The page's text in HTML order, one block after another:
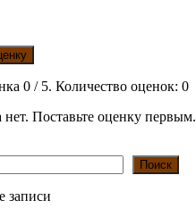
0 / 5. Количество оценок: 0
Поставьте оценку первым.
Поиск
записи